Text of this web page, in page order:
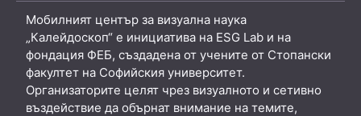
Мобилният център за визуална наука
„Калейдоскоп“ е инициатива на ESG Lab и на
фондация ФЕБ, създадена от учените от Стопански
факултет на Софийския университет.
Организаторите целят чрез визуалното и сетивно
въздействие да обърнат внимание на темите,